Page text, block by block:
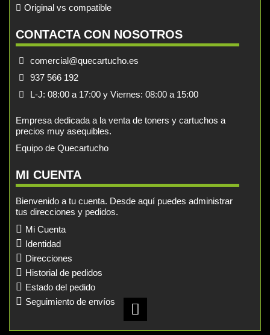
Original vs compatible
CONTACTA CON NOSOTROS
comercial@quecartucho.es
937 566 192
L-J: 08:00 a 17:00 y Viernes: 08:00 a 15:00
Empresa dedicada a la venta de toners y cartuchos a
precios muy asequibles.
Equipo de Quecartucho
MI CUENTA
Bienvenido a tu cuenta. Desde aquí puedes administrar
tus direcciones y pedidos.
Mi Cuenta
Identidad
Direcciones
Historial de pedidos
Estado del pedido
Seguimiento de envíos